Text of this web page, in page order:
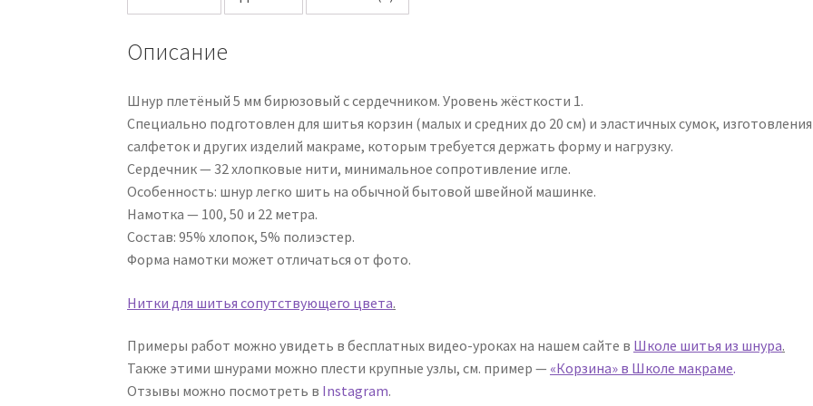
Описание
Шнур плетёный 5 мм бирюзовый с сердечником. Уровень жёсткости 1.
Специально подготовлен для шитья корзин (малых и средних до 20 см) и эластичных сумок, изготовления
салфеток и других изделий макраме, которым требуется держать форму и нагрузку.
Сердечник — 32 хлопковые нити, минимальное сопротивление игле.
Особенность: шнур легко шить на обычной бытовой швейной машинке.
Намотка — 100, 50 и 22 метра.
Состав: 95% хлопок, 5% полиэстер.
Форма намотки может отличаться от фото.
Нитки для шитья сопутствующего цвета.
Примеры работ можно увидеть в бесплатных видео-уроках на нашем сайте в Школе шитья из шнура.
Также этими шнурами можно плести крупные узлы, см. пример — «Корзина» в Школе макраме.
Отзывы можно посмотреть в Instagram.